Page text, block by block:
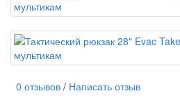
0 отзывов / Написать отзыв